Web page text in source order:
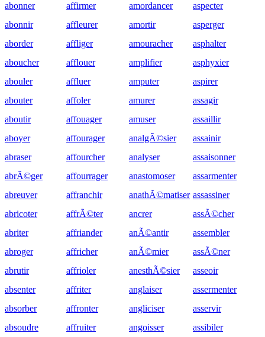
abonner
abonnir
aborder
aboucher
abouler
abouter
aboutir
aboyer
abraser
abrÃ©ger
abreuver
abricoter
abriter
abroger
abrutir
absenter
absorber
absoudre
affirmer
affleurer
affliger
afflouer
affluer
affoler
affouager
affourager
affourcher
affourrager
affranchir
affrÃ©ter
affriander
affricher
affrioler
affriter
affronter
affruiter
amordancer
amortir
amouracher
amplifier
amputer
amurer
amuser
analgÃ©sier
analyser
anastomoser
anathÃ©matiser
ancrer
anÃ©antir
anÃ©mier
anesthÃ©sier
anglaiser
angliciser
angoisser
aspecter
asperger
asphalter
asphyxier
aspirer
assagir
assaillir
assainir
assaisonner
assarmenter
assassiner
assÃ©cher
assembler
assÃ©ner
asseoir
assermenter
asservir
assibiler